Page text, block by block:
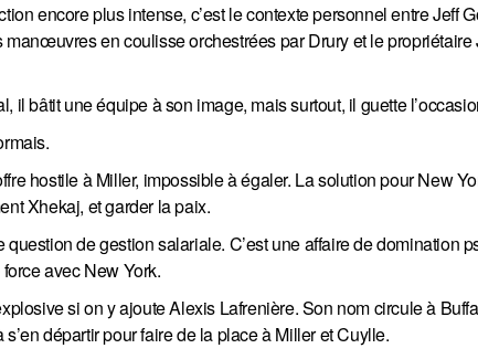
encore plus intense, c’est le contexte personnel entre Jeff
en coulisse orchestrées par Drury et le propriétaire
il bâtit une équipe à son image, mais surtout, il guette
hostile à Miller, impossible à égaler. La solution pour New
Xhekaj, et garder la paix.
question de gestion salariale. C’est une affaire de domination
avec New York.
si on y ajoute Alexis Lafrenière. Son nom circule à
départir pour faire de la place à Miller et Cuylle.